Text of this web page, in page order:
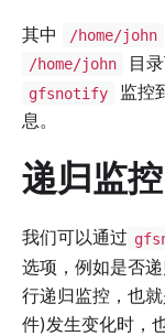
其中 /home/john
/home/john 目
gfsnotify
监控
息。
递归监控
我们可以通过
选项，例如是否
行递归监控，也
件)发生变化时，